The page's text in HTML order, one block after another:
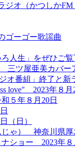
オ（かつしかFM
ゴーゴー歌謡曲
人生」をぜひご覧
三ツ屋亜美カバー
オ番組」終了と新
love" 2023年８月
５年８月20日
（日）
じゃ） 神奈川県
ショー 2023年８